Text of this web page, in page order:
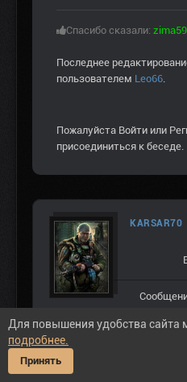
Спасибо сказали: zima59
Последнее
пользователем Leo66
Пожалуйста Войти или
присоединиться к беседе.
KARSAR70
Для повышения удобства
подробнее.
Принять